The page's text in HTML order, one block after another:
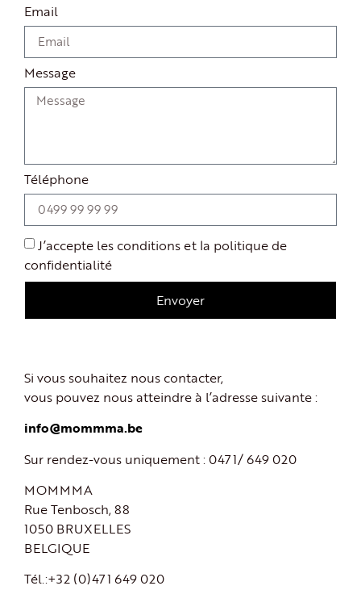
Email
Message
Téléphone
J’accepte les conditions et la politique de
confidentialité
Envoyer
Si vous souhaitez nous contacter,
vous pouvez nous atteindre à l’adresse suivante :
info@mommma.be
Sur rendez-vous uniquement : 0471/ 649 020
MOMMMA
Rue Tenbosch, 88
1050 BRUXELLES
BELGIQUE
Tél.:+32 (0)471 649 020